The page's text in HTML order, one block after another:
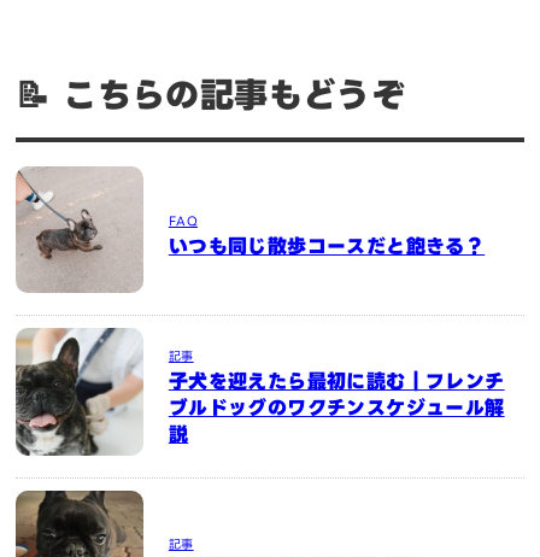
📝 こちらの記事もどうぞ
FAQ
いつも同じ散歩コースだと飽きる？
記事
子犬を迎えたら最初に読む｜フレンチ
ブルドッグのワクチンスケジュール解
説
記事